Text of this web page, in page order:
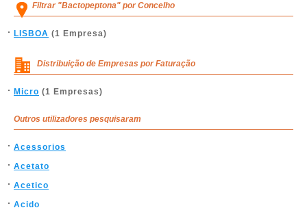
Filtrar "Bactopeptona" por Concelho
LISBOA (1 Empresa)
Distribuição de Empresas por Faturação
Micro (1 Empresas)
Outros utilizadores pesquisaram
Acessorios
Acetato
Acetico
Acido